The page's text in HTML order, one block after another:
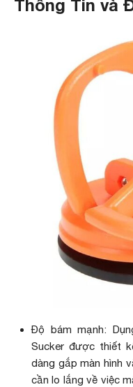
Thông Tin và
Độ bám mạnh:
Sucker được thiết
dàng gắp màn hình
cần lo lắng về việc